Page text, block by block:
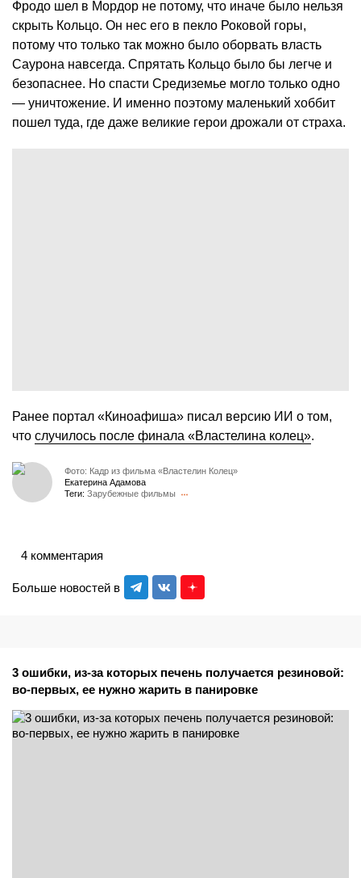
Фродо шел в Мордор не потому, что иначе было нельзя
скрыть Кольцо. Он нес его в пекло Роковой горы,
потому что только так можно было оборвать власть
Саурона навсегда. Спрятать Кольцо было бы легче и
безопаснее. Но спасти Средиземье могло только одно
— уничтожение. И именно поэтому маленький хоббит
пошел туда, где даже великие герои дрожали от страха.
Ранее портал «Киноафиша» писал версию ИИ о том,
что случилось после финала «Властелина колец».
Фото: Кадр из фильма «Властелин Колец»
Екатерина Адамова
Теги: Зарубежные фильмы
Больше новостей в
4 комментария
3 ошибки, из-за которых печень получается резиновой:
во-первых, ее нужно жарить в панировке